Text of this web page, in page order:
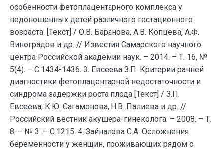
особенности фетоплацентарного комплекса у
недоношенных детей различного гестационного
возраста. [Текст] / О.В. Баранова, А.В. Копцева, А.Ф.
Виноградов и др. // Известия Самарского научного
центра Российской академии наук. – 2014. – Т. 16, №
5(4). – С.1434-1436. 3. Евсеева З.П. Критерии ранней
диагностики фетоплацентарной недостаточности и
синдрома задержки роста плода [Текст] / З.П.
Евсеева, К.Ю. Сагамонова, Н.В. Палиева и др. //
Российский вестник акушера-гинеколога. – 2008. – Т.
8. – № 3. – С.1215. 4. Зайналова С.А. Осложнения
беременности у женщин, проживающих рядом с